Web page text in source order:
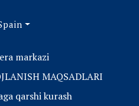
markazi
MAQSADLARI
qarshi kurash